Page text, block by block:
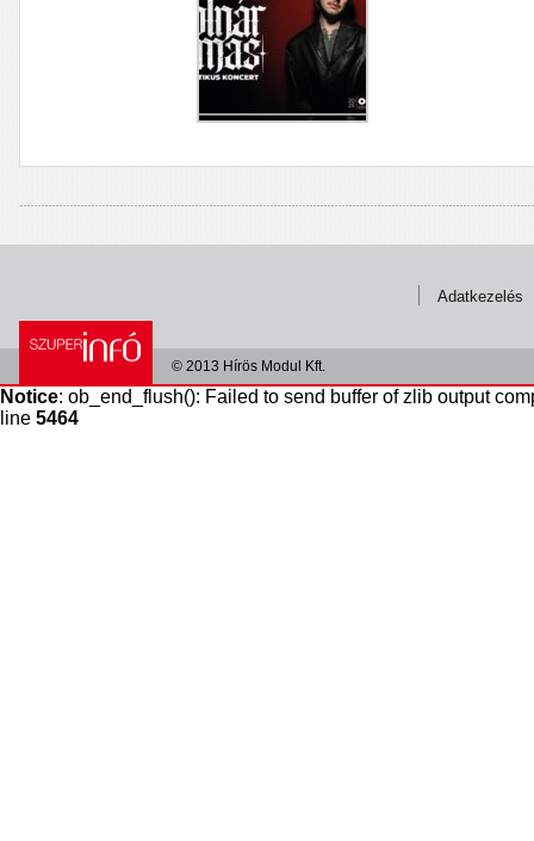
Adatkezelés
© 2013 Hírös Modul Kft.
Notice: ob_end_flush(): Failed to send buffer of zlib output
line 5464